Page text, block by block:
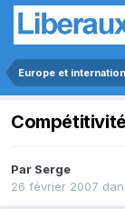
Europe et
Par Serge
26 février 2007